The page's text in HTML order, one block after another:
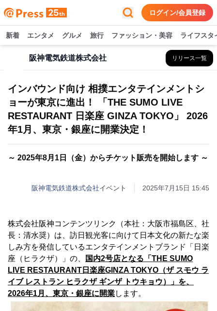
ログイン/会員登録
新着 エンタメ グルメ 旅行 ファッション・美容 ライフスタ
阪神電気鉄道株式会社 リリース一覧
インバウンド向け 相撲エンタテインメントシ
ョーが東京に進出！ 「THE SUMO LIVE
RESTAURANT 日楽座 GINZA TOKYO」 2026
年1月、東京・銀座に開業決定！
～ 2025年8月1日（金）からチケット販売を開始します ～
阪神電気鉄道株式会社イベント 2025年7月15日 15:45
株式会社阪神コンテンツリンク（本社：大阪市福島区、社
長：清水奨）は、訪日観光客に向けて日本文化の新たな楽
しみ方を発信しているエンタテインメントブランド「日楽
座（ヒラクザ）」の、
国内2号店となる「THE SUMO
LIVE RESTAURANT日楽座GINZA TOKYO（ザ スモウ ラ
イブ レストラン ヒラクザ ギンザ トウキョウ）」を、
2026年1月、東京・銀座に開業します。